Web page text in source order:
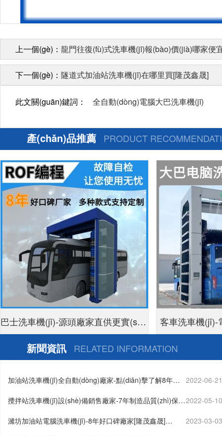
上一個(gè)： 龍門往復(fù)式洗車機(jī)報(bào)價(jià)哪家便
下一個(gè)： 隧道式加油站洗車機(jī)在哪里買[隆茂鑫晟]
此文關(guān)鍵詞： 全自動(dòng)電腦大巴洗車機(jī)
產(chǎn)品推薦 PRODUCT
巴士洗車機(jī)-源頭廠家直供更實(shí)
惠[隆茂鑫晟]
客車洗車機(jī)-
新聞資訊 RELATED INFORMATION
加油站洗車機(jī)全自動(dòng)廠家-點(diǎn)擊了解8年好
2022-06-
攪拌站洗車機(jī)設(shè)備銷售廠家-7年制造品質(zhì)保障2022-05-
濰坊加油站電腦洗車機(jī)-8年好口碑廠家[隆茂鑫晟]… 2023-03-